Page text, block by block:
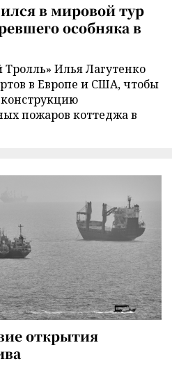
в мировой тур
особняка в
Илья Лагутенко
в Европе и США, чтобы
пожаров коттеджа в
открытия